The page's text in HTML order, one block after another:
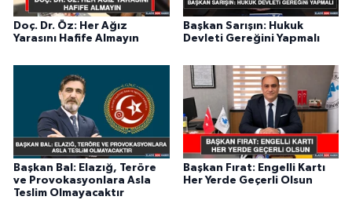
Doç. Dr. Öz: Her Ağız
Yarasını Hafife Almayın
Başkan Sarışın: Hukuk
Devleti Gereğini Yapmalı
Başkan Bal: Elazığ, Teröre
ve Provokasyonlara Asla
Teslim Olmayacaktır
Başkan Fırat: Engelli Kartı
Her Yerde Geçerli Olsun